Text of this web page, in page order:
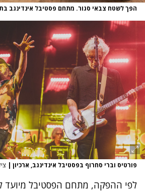
הפך לשטח צבאי סגור. מתחם פסטיבל אינדינגב
פורטיס וברי סחרוף בפסטיבל אינדינגב, ארכיון |
לפי ההפקה, מתחם הפסטיבל מיועד